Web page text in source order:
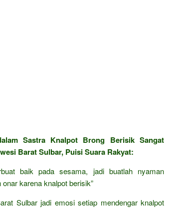
Sastra Knalpot Brong Berisik Sangat
Barat Sulbar, Puisi Suara Rakyat:
baik pada sesama, jadi buatlah nyaman
karena knalpot berisik”
Sulbar jadi emosi setiap mendengar knalpot